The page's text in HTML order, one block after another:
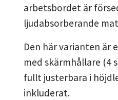
arbetsbordet är
ljudabsorberande
Den här varianten
med skärmhållare (4
fullt justerbara i
inkluderat.